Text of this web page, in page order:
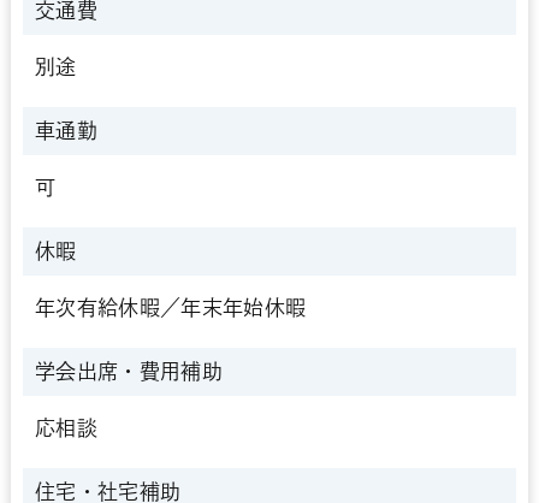
交通費
別途
車通勤
可
休暇
年次有給休暇／年末年始休暇
学会出席・ 費用補助
応相談
住宅・社宅補助